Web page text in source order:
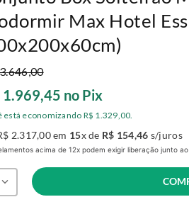
Max Hotel
.646,00
1.969,45 no Pix
está economizandoR$ 1.329,00.
2.317,00em 15x de R$ 154,46 s/juros
acima de 12x podem exigir liberação junto